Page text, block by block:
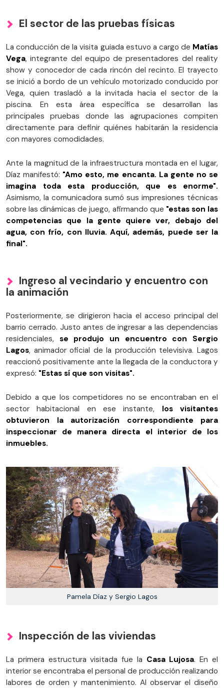
El sector de las pruebas físicas
La conducción de la visita guiada estuvo a cargo de Matías
Vega, integrante del equipo de presentadores del reality
show y conocedor de cada rincón del recinto. El trayecto
se inició a bordo de un vehículo motorizado conducido por
Vega, quien trasladó a la invitada hacia el sector de la
piscina. En esta área específica se desarrollan las
principales pruebas donde las agrupaciones compiten
directamente para definir quiénes habitarán la residencia
con mayores comodidades.
Ante la magnitud de la infraestructura montada en el lugar,
Díaz manifestó: "Amo esto, me encanta. La gente no se
imagina toda esta producción, que es enorme".
Asimismo, la comunicadora sumó sus impresiones técnicas
sobre las dinámicas de juego, afirmando que "estas son las
competencias que la gente quiere ver, debajo del
agua, con frío, con lluvia. Aquí, además, puede ser la
final".
Ingreso al vecindario y encuentro con
la animación
Posteriormente, se dirigieron hacia el acceso principal del
barrio cerrado. Justo antes de ingresar a las dependencias
residenciales, se produjo un encuentro con Sergio
Lagos, animador oficial de la producción televisiva. Lagos
reaccionó positivamente ante la llegada de la conductora y
expresó: "Estas sí que son visitas".
Debido a que los competidores no se encontraban en el
sector habitacional en ese instante, los visitantes
obtuvieron la autorización correspondiente para
inspeccionar de manera directa el interior de los
inmuebles.
Pamela Díaz y Sergio Lagos
Inspección de las viviendas
La primera estructura visitada fue la Casa Lujosa. En el
interior se encontraba el personal de producción realizando
labores de orden y mantenimiento. Al observar el diseño